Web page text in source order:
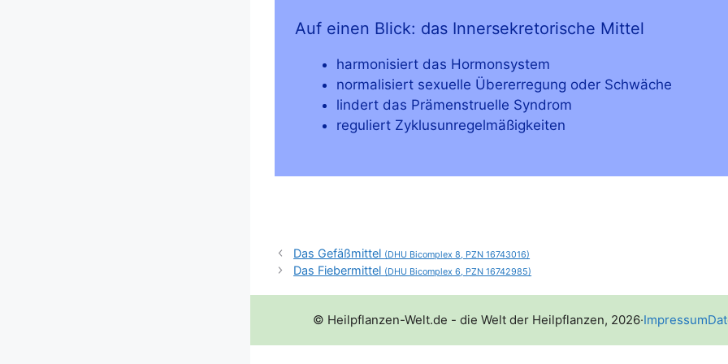
Auf einen Blick: das Innersekretorische Mittel
har­mo­ni­siert das Hormonsystem
nor­ma­li­siert sexu­el­le Über­er­re­gung oder Schwäche
lin­dert das Prä­men­struel­le Syndrom
regu­liert Zyklusunregelmäßigkeiten
Das Gefäßmittel (DHU Bicomplex 8, PZN 16743016)
Das Fiebermittel (DHU Bicomplex 6, PZN 16742985)
© Heilpflanzen-Welt.de - die Welt der Heilpflanzen, 2026·Impressum